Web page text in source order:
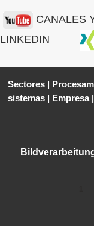
CANALES
LINKEDIN
Sectores |
sistemas | Empresa